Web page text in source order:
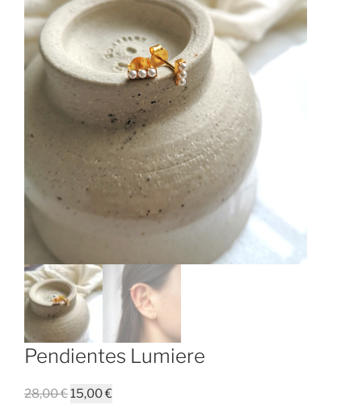
Pendientes Lumiere
28,00€El
15,00€